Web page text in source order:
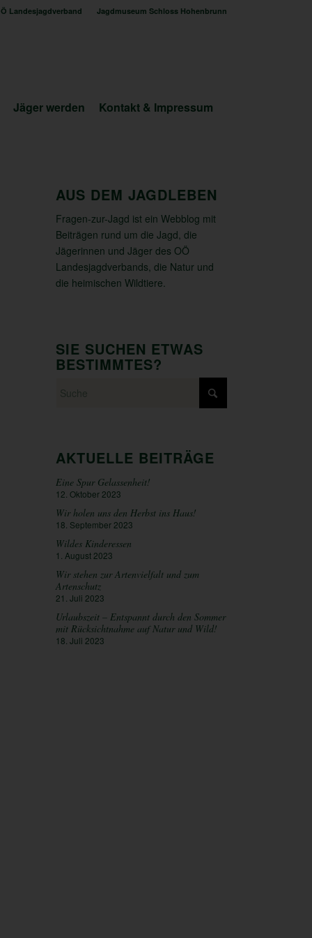
Landesjagdverband Jagdmuseum Schloss Hohenbrunn
Jäger werden Kontakt & Impressum
AUS DEM JAGDLEBEN
Fragen-zur-Jagd ist ein Webblog mit
Beiträgen rund um die Jagd, die
Jägerinnen und Jäger des OÖ
Landesjagdverbands, die Natur und
die heimischen Wildtiere.
SIE SUCHEN ETWAS
BESTIMMTES?
AKTUELLE BEITRÄGE
Eine Spur Gelassenheit!
12. Oktober 2023
Wir holen uns den Herbst ins Haus!
18. September 2023
Wildes Kinderessen
1. August 2023
Wir stehen zur Artenvielfalt und zum
Artenschutz
21. Juli 2023
Urlaubszeit – Entspannt durch den Sommer
mit Rücksichtnahme auf Natur und Wild!
18. Juli 2023